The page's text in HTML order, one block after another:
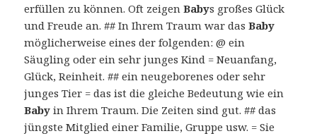
erfüllen zu können. Oft zeigenBabys großes Glück
und Freude an. ## In Ihrem Traum war dasBaby
möglicherweise eines der folgenden: @ ein
Säugling oder ein sehr junges Kind = Neuanfang,
Glück, Reinheit. ## ein neugeborenes oder sehr
junges Tier = das ist die gleiche Bedeutung wie ein
Baby in Ihrem Traum. Die Zeiten sind gut. ## das
jüngste Mitglied einer Familie, Gruppe usw. = Sie